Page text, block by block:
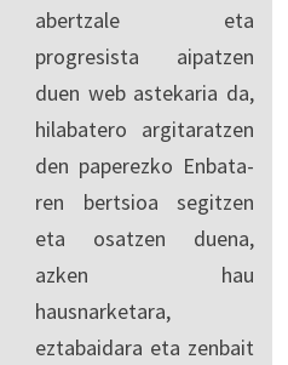
abertzale eta
progresista aipatzen
duen web astekaria da,
hilabatero argitaratzen
den paperezko Enbata-
ren bertsioa segitzen
eta osatzen duena,
azken hau
hausnarketara,
eztabaidara eta zenbait